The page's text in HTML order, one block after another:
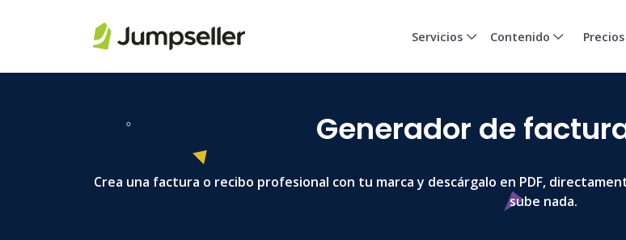
Servicios Contenido Precios
Generador de
Crea una factura o recibo profesional con tu marca y descárgalo en PDF,
sube nada.